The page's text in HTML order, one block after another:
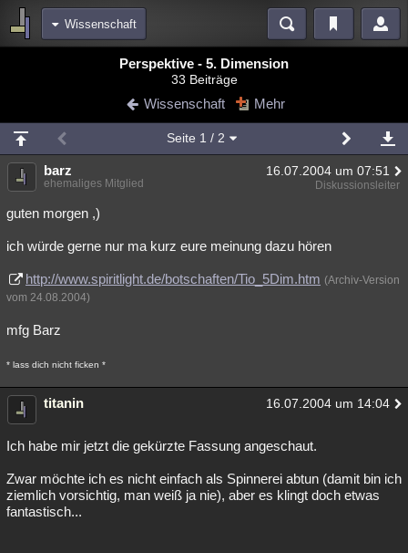
Wissenschaft
Blogs
Chat Wiki Neuigkeiten
meine Rubriken
Menschen Mystery Kriminalfälle
Spiritualität
Natur Umfragen Unterhaltung
weitere Rubriken
Philosophie
Astronomie
Übersichten
Besucht
Perspektive - 5. Dimension
33 Beiträge
Wissenschaft Mehr
Seite 1 / 2
barz 16.07.2004 um 07:51
ehemaliges Mitglied Diskussionsleiter
guten morgen ,)
ich würde gerne nur ma kurz eure meinung dazu hören
http://www.spiritlight.de/botschaften/Tio_5Dim.htm (Archiv-Version
vom 24.08.2004)
mfg Barz
* lass dich nicht ficken *
titanin 16.07.2004 um 14:04
Ich habe mir jetzt die gekürzte Fassung angeschaut.
Zwar möchte ich es nicht einfach als Spinnerei abtun (damit bin ich
ziemlich vorsichtig, man weiß ja nie), aber es klingt doch etwas
fantastisch...